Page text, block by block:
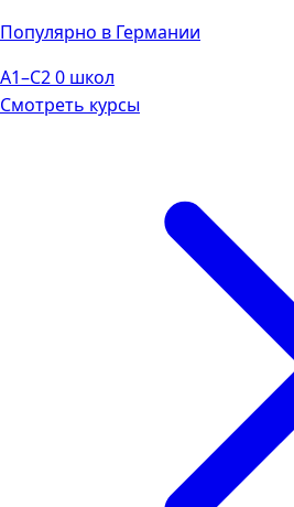
Популярно в Германии
A1–C20 школ
Смотреть курсы